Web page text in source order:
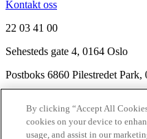
Kontakt oss
22 03 41 00
Sehesteds gate 4, 0164 Oslo
Postboks 6860 Pilestredet Park,
Nyhetsbrev
Ledige stillinger
By clicking “Accept All
cookies on your device to
usage, and assist in our